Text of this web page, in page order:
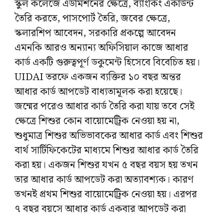
স্কুল কলেজে এডমিশনের ক্ষেত্রে, ব্যাংকিং একাউন্ট
তৈরি করতে, পাসপোর্ট তৈরি, জবের ক্ষেত্রে,
স্কলারশিপ আবেদন, সরকারি প্রকল্পে আবেদন
এমনকি আরও অন্যান্য অফিসিয়াল কাজে আধার
কার্ড একটি গুরুত্বপূর্ণ ডকুমেন্ট হিসেবে বিবেচিত হয়।
UIDAI তরফে একজন ব্যক্তির ১০ বছর অন্তর
আধার কার্ড আপডেট বাধ্যতামূলক করা হয়েছে।
জন্মের পরেও আধার কার্ড তৈরি করা যায় তবে সেই
ক্ষেত্রে শিশুর কোন বায়োমেট্রিক নেওয়া হয় না,
শুধুমাত্র শিশুর অভিভাবকের আধার কার্ড এবং শিশুর
বার্থ সার্টিফিকেটের মাধ্যমে শিশুর আধার কার্ড তৈরি
করা হয়। একজন শিশুর যখন ৫ বছর বয়স হয় তখন
তার আধার কার্ড আপডেট করা অত্যাবশ্যক। কারণ
তখনই প্রথম শিশুর বায়োমেট্রিক নেওয়া হয়। এরপর
৭ বছর বয়সে আধার কার্ড একবার আপডেট করা